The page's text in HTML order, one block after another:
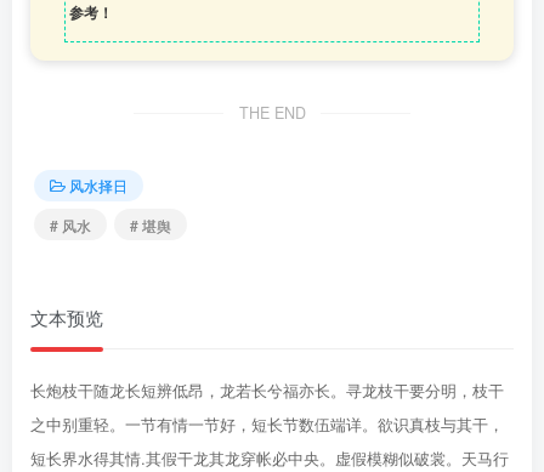
参考！
THE END
风水择日
# 风水
# 堪舆
文本预览
长炮枝干随龙长短辨低昂，龙若长兮福亦长。寻龙枝干要分明，枝干
之中别重轻。一节有情一节好，短长节数伍端详。欲识真枝与其干，
短长界水得其情.其假干龙其龙穿帐必中央。虚假模糊似破裳。天马行